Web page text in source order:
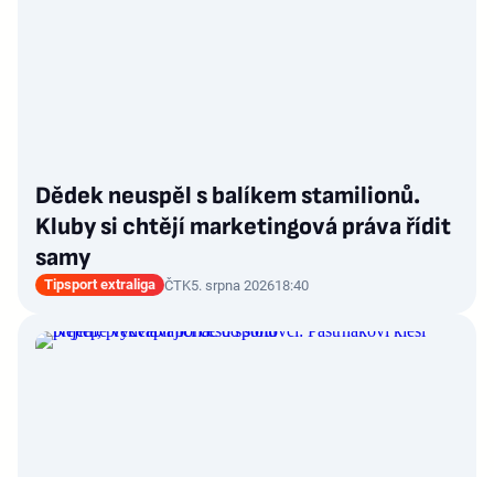
Dědek neuspěl s balíkem stamilionů.
Kluby si chtějí marketingová práva řídit
samy
Tipsport extraliga ČTK5. srpna 202618:40